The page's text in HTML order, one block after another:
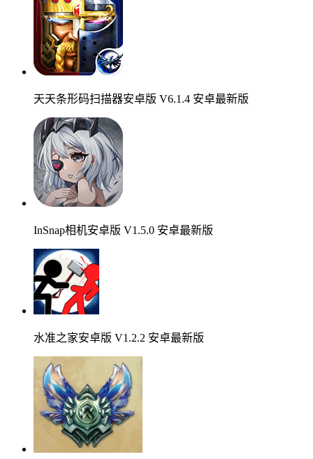
天天条形码扫描器安卓版 V6.1.4 安卓最新版
InSnap相机安卓版 V1.5.0 安卓最新版
水准之家安卓版 V1.2.2 安卓最新版